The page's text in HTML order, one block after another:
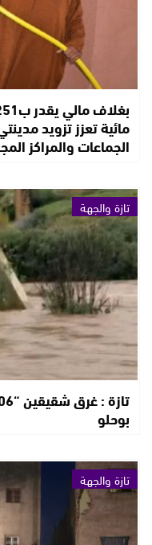
مائية تعزز تزويد
الجماعات والمراكز
تازة والجهة
بوحلو
تازة والجهة